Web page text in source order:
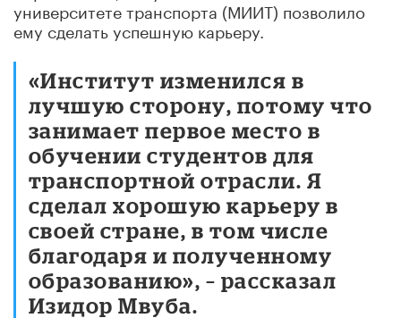
университете транспорта (МИИТ) позволило
ему сделать успешную карьеру.
«Институт изменился в
лучшую сторону, потому что
занимает первое место в
обучении студентов для
транспортной отрасли. Я
сделал хорошую карьеру в
своей стране, в том числе
благодаря и полученному
образованию», – рассказал
Изидор Мвуба.